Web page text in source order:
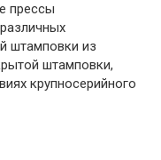
прессы
штамповки из
штамповки,
крупносерийного